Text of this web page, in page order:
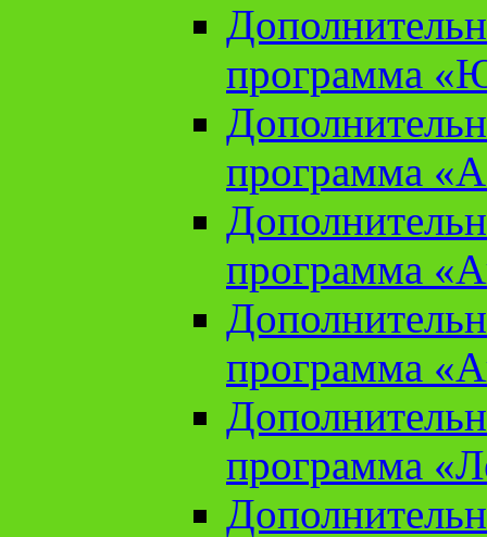
программа
программа
программа
программа
программа